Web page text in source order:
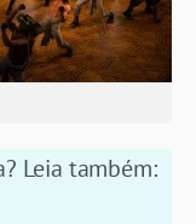
Leia também: